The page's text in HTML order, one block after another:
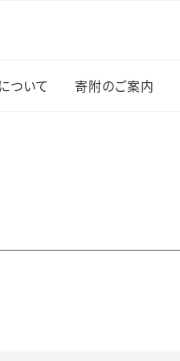
ついて 寄附のご案内